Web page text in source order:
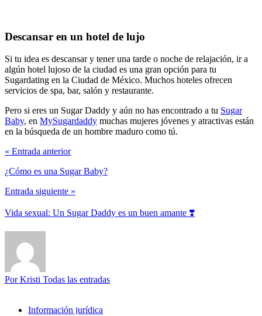
Descansar en un hotel de lujo
Si tu idea es descansar y tener una tarde o noche de relajación, ir a
algún hotel lujoso de la ciudad es una gran opción para tu
Sugardating en la Ciudad de México. Muchos hoteles ofrecen
servicios de spa, bar, salón y restaurante.
Pero si eres un Sugar Daddy y aún no has encontrado a tu Sugar
Baby, en MySugardaddy muchas mujeres jóvenes y atractivas están
en la búsqueda de un hombre maduro como tú.
« Entrada anterior
¿Cómo es una Sugar Baby?
Entrada siguiente »
Vida sexual: Un Sugar Daddy es un buen amante ❣️
Por Kristi Todas las entradas
Información jurídica